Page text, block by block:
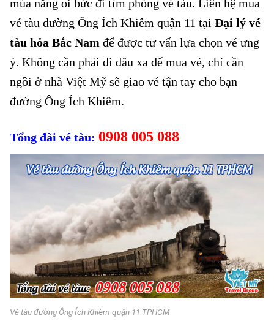
mùa nắng oi bức đi tìm phòng vé tàu. Liên hệ mua
vé tàu đường Ông Ích Khiêm quận 11 tại Đại lý vé
tàu hỏa Bắc Nam để được tư vấn lựa chọn vé ưng
ý. Không cần phải đi đâu xa để mua vé, chỉ cần
ngồi ở nhà Việt Mỹ sẽ giao vé tận tay cho bạn
đường Ông Ích Khiêm.
Tổng đài vé tàu: 0908 005 088
Vé tàu đường Ông Ích Khiêm quận 11 TPHCM